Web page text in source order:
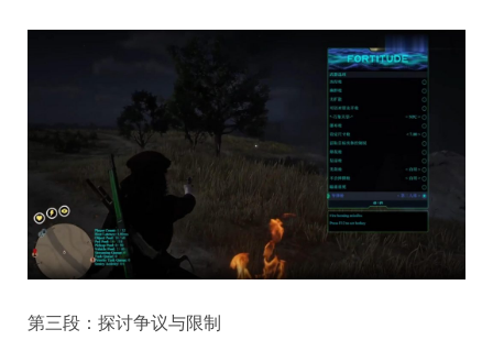
第三段：探讨争议与限制